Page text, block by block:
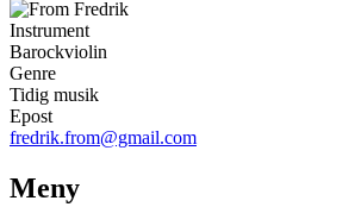
Instrument
Barockviolin
Genre
Tidig musik
Epost
fredrik.from@gmail.com
Meny